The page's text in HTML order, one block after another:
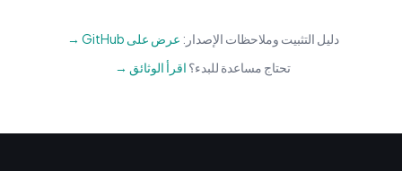
دليل التثبيت وملاحظات الإصدار: عرض على GitHub →
تحتاج مساعدة للبدء؟ اقرأ الوثائق →